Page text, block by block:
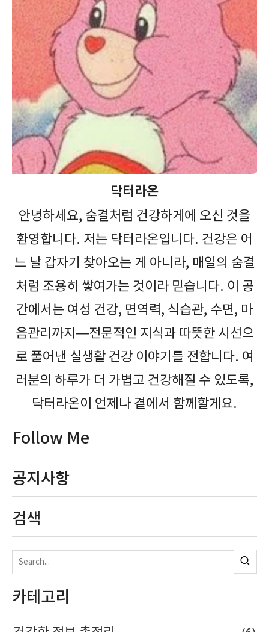
닥터라온
안녕하세요, 숨결처럼 건강하게에 오신 것을
환영합니다. 저는 닥터라온입니다. 건강은 어
느 날 갑자기 찾아오는 게 아니라, 매일의 숨결
처럼 조용히 쌓여가는 것이라 믿습니다. 이 공
간에서는 여성 건강, 면역력, 식습관, 수면, 마
음관리까지—전문적인 지식과 따뜻한 시선으
로 풀어낸 실생활 건강 이야기를 전합니다. 여
러분의 하루가 더 가볍고 건강해질 수 있도록,
닥터라온이 언제나 곁에서 함께할게요.
Follow Me
공지사항
검색
카테고리